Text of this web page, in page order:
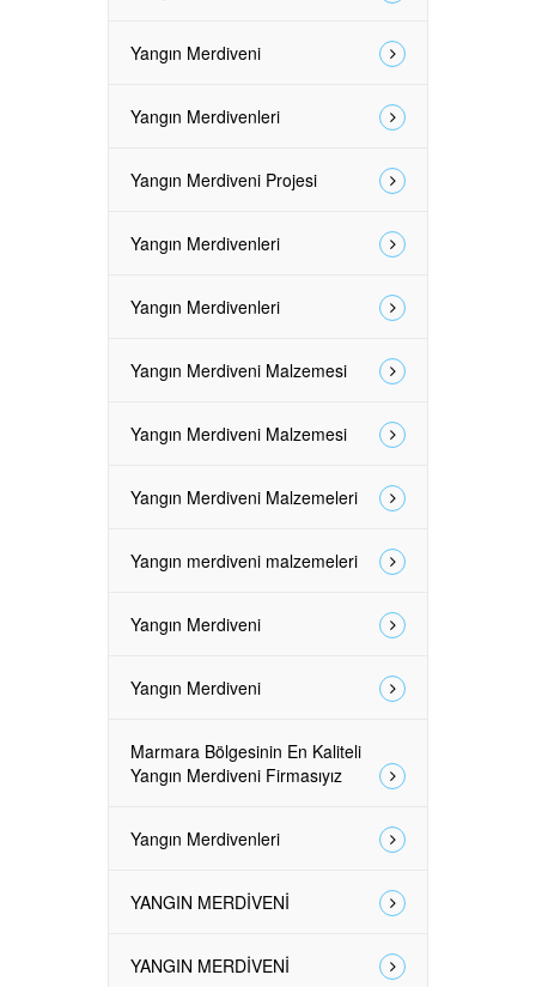
Yangın Merdiveni
Yangın Merdivenleri
Yangın Merdiveni Projesi
Yangın Merdivenleri
Yangın Merdivenleri
Yangın Merdiveni Malzemesi
Yangın Merdiveni Malzemesi
Yangın Merdiveni Malzemeleri
Yangın merdiveni malzemeleri
Yangın Merdiveni
Yangın Merdiveni
Marmara Bölgesinin En Kaliteli
Yangın Merdiveni Firmasıyız
Yangın Merdivenleri
YANGIN MERDİVENİ
YANGIN MERDİVENİ